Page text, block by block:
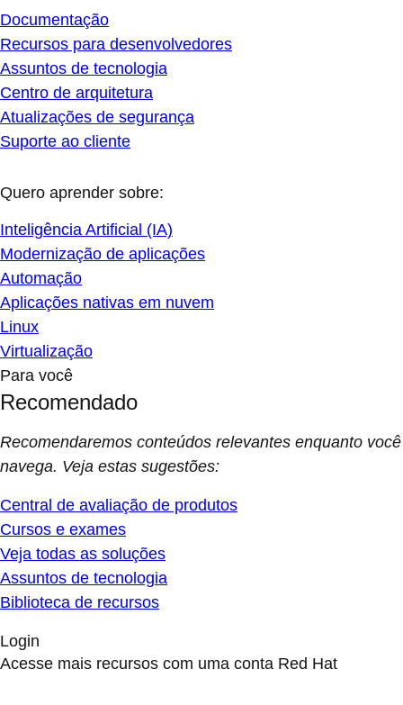
Documentação
Recursos para desenvolvedores
Assuntos de tecnologia
Centro de arquitetura
Atualizações de segurança
Suporte ao cliente
Quero aprender sobre:
Inteligência Artificial (IA)
Modernização de aplicações
Automação
Aplicações nativas em nuvem
Linux
Virtualização
Para você
Recomendado
Recomendaremos conteúdos relevantes enquanto você
navega. Veja estas sugestões:
Central de avaliação de produtos
Cursos e exames
Veja todas as soluções
Assuntos de tecnologia
Biblioteca de recursos
Login
Acesse mais recursos com uma conta Red Hat